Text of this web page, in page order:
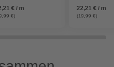
€ / m
€)
22,21 € / m
(19,99 €)